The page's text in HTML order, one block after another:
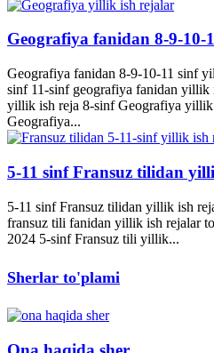
Geografiya fanidan 8-9-
Geografiya fanidan 8-9-10-11 sinf
sinf 11-sinf geografiya fanidan yillik
yillik ish reja 8-sinf Geografiya
Geografiya...
5-11 sinf Fransuz tilidan
5-11 sinf Fransuz tilidan yillik ish
fransuz tili fanidan yillik ish rejalar
2024 5-sinf Fransuz tili yillik...
Sherlar to'plami